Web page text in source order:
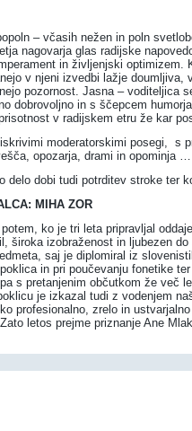
– včasih nežen in poln
nagovarja glas radijske
in življenjski optimizem.
v njeni izvedbi lažje doumljiva,
pozornost. Jasna – voditeljica
dobrovoljno in s ščepcem
v radijskem etru že kar
moderatorskimi posegi, s
opozarja, drami in opominja …
delo dobi tudi potrditev stroke ter
MIHA ZOR
ko je tri leta pripravljal
široka izobraženost in ljubezen
saj je diplomiral iz
in pri poučevanju fonetike
s pretanjenim občutkom že več
je izkazal tudi z vodenjem
profesionalno, zrelo in
letos prejme priznanje Ane